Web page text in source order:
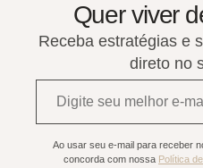
Quer viver
Receba estratégias e
direto no
mail*
Ao usar seu e-mail para receber
concorda com nossa Política